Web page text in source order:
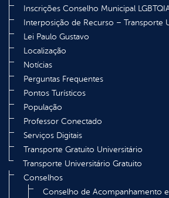
Inscrições Conselho Municipal
Interposição de Recurso – Transporte
Lei Paulo Gustavo
Localização
Notícias
Perguntas Frequentes
Pontos Turísticos
População
Professor Conectado
Serviços Digitais
Transporte Gratuito Universitário
Transporte Universitário Gratuito
Conselhos
Conselho de Acompanhamento